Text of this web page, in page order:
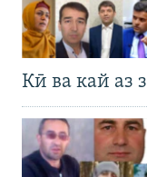
Кӣ ва кай аз